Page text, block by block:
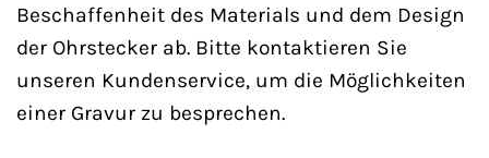
Beschaffenheit des Materials und dem Design
der Ohrstecker ab. Bitte kontaktieren Sie
unseren Kundenservice, um die Möglichkeiten
einer Gravur zu besprechen.